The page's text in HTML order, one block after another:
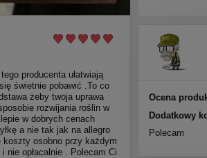
producenta ułatwiają
świetnie pobawić .To co
żeby twoja uprawa
rozwijania roślin w
w dobrych cenach
a nie tak jak na allegro
koszty osobno przy każdym
nie opłacalnie . Polecam Ci
Ocena
Dodatkowy
Polecam